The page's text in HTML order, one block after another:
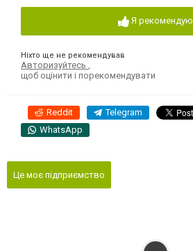
Я рекомендую
Ніхто ще не рекомендував
Авторизуйтесь
щоб оцінити і порекомендувати
Reddit Telegram
WhatsApp
Це моє підприємство